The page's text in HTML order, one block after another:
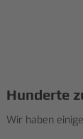
Hunderte
Wir haben